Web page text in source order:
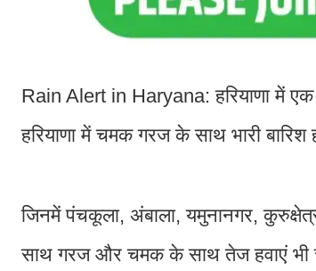
Rain Alert in Haryana: हरियाणा में एक
हरियाणा में चमक गरज के साथ भारी
जिनमें पंचकूला, अंबाला, यमुनानगर,
साथ गरज और चमक के साथ तेज हवाएं भी